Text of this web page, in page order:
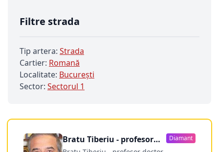
Filtre strada
Tip artera: Strada
Cartier: Romană
Localitate: Bucureşti
Sector: Sectorul 1
Bratu Tiberiu - profesor
Diamant